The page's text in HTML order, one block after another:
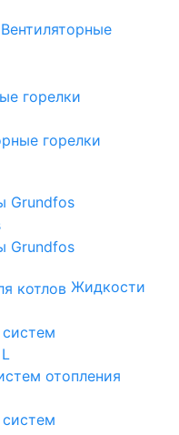
Вентиляторные
горелки
горелки
Grundfos
Grundfos
Жидкости
отопления